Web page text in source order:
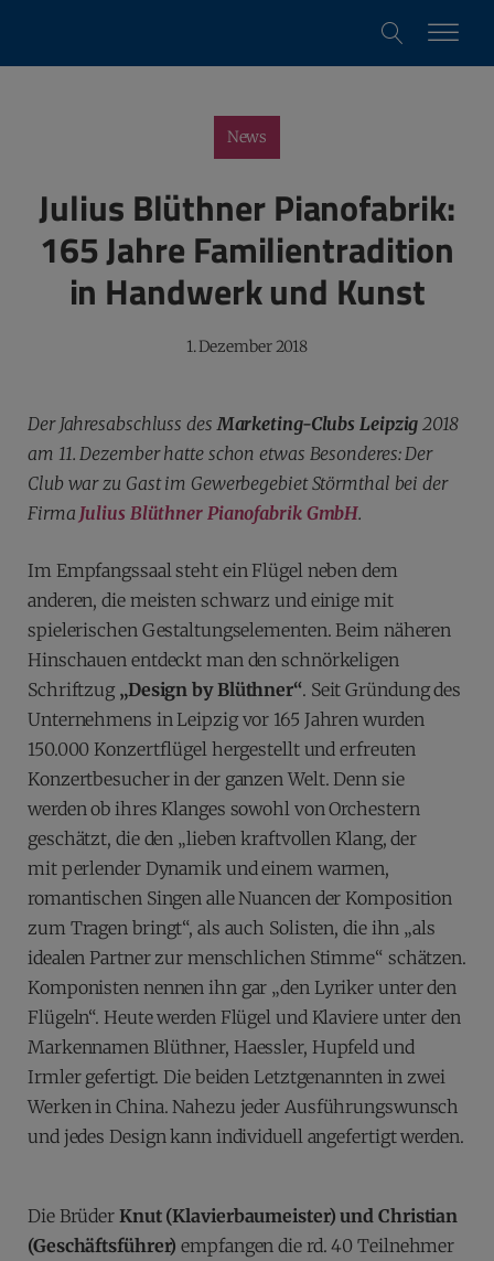
News
Julius Blüthner Pianofabrik:
165 Jahre Familientradition
in Handwerk und Kunst
1. Dezember 2018
Der Jahresabschluss desMarketing-Clubs Leipzig 2018
am 11. Dezember hatte schon etwas Besonderes: Der
Club war zu Gast im Gewerbegebiet Störmthal bei der
Firma Julius Blüthner Pianofabrik GmbH.
Im Empfangssaal steht ein Flügel neben dem
anderen, die meisten schwarz und einige mit
spielerischen Gestaltungselementen. Beim näheren
Hinschauen entdeckt man den schnörkeligen
Schriftzug„Design by Blüthner“. Seit Gründung des
Unternehmens in Leipzig vor 165 Jahren wurden
150.000 Konzertflügel hergestellt und erfreuten
Konzertbesucher in der ganzen Welt. Denn sie
werden ob ihres Klanges sowohl von Orchestern
geschätzt, die den „lieben kraftvollen Klang, der
mit perlender Dynamik und einem warmen,
romantischen Singen alle Nuancen der Komposition
zum Tragen bringt“, als auch Solisten, die ihn „als
idealen Partner zur menschlichen Stimme“ schätzen.
Komponisten nennen ihn gar „den Lyriker unter den
Flügeln“. Heute werden Flügel und Klaviere unter den
Markennamen Blüthner, Haessler, Hupfeld und
Irmler gefertigt. Die beiden Letztgenannten in zwei
Werken in China. Nahezu jeder Ausführungswunsch
und jedes Design kann individuell angefertigt werden.
Die Brüder Knut (Klavierbaumeister) und Christian
(Geschäftsführer) empfangen die rd. 40 Teilnehmer